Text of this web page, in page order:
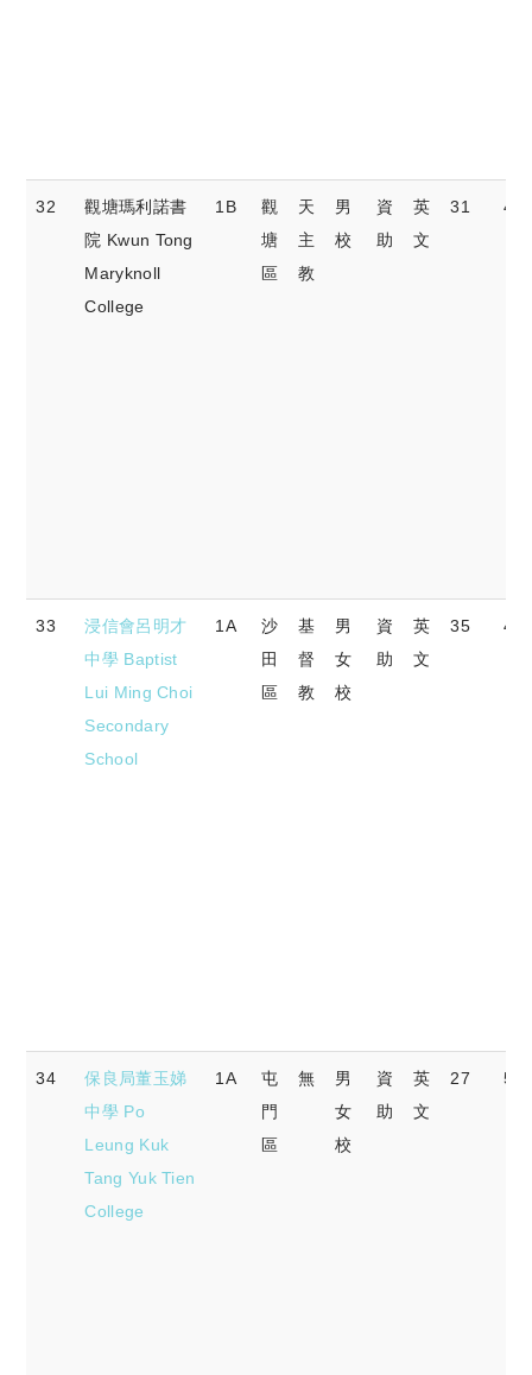
32
觀塘瑪利諾書
院 Kwun Tong
Maryknoll
College
1B
觀
塘
區
天
主
教
男
校
資
助
英
文
31 49
33
浸信會呂明才
中學 Baptist
Lui Ming Choi
Secondary
School
1A
沙
田
區
基
督
教
男
女
校
資
助
英
文
35
34
保良局董玉娣
中學 Po
Leung Kuk
Tang Yuk Tien
College
1A
屯
門
區
無
男
女
校
資
助
英
文
27